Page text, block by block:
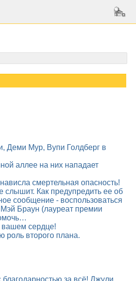
Деми Мур, Вупи Голдберг в
аллее на них нападает
смертельная опасность!
слышит. Как предупредить ее об
сообщение - воспользоваться
Браун (лауреат премии
вашем сердце!
роль второго плана.